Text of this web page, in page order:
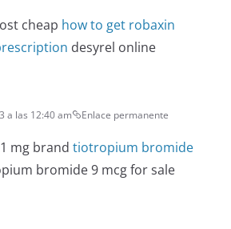
cheap how to get robaxin
desyrel online
a las 12:40 am Enlace permanente
mg brand tiotropium bromide
bromide 9 mcg for sale